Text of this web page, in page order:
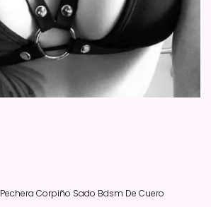
Pechera Corpiño Sado Bdsm De Cuero